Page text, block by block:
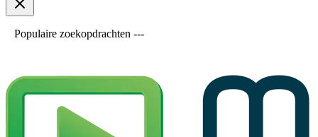
Populaire zoekopdrachten ---